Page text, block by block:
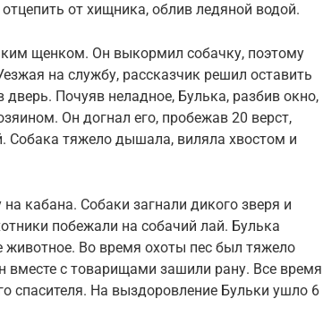
от хищника, облив ледяной водой.
щенком. Он выкормил собачку, поэтому
на службу, рассказчик решил оставить
Почуяв неладное, Булька, разбив окно,
Он догнал его, пробежав 20 верст,
Собака тяжело дышала, виляла хвостом и
кабана. Собаки загнали дикого зверя и
побежали на собачий лай. Булька
Во время охоты пес был тяжело
вместе с товарищами зашили рану. Все время
спасителя. На выздоровление Бульки ушло 6